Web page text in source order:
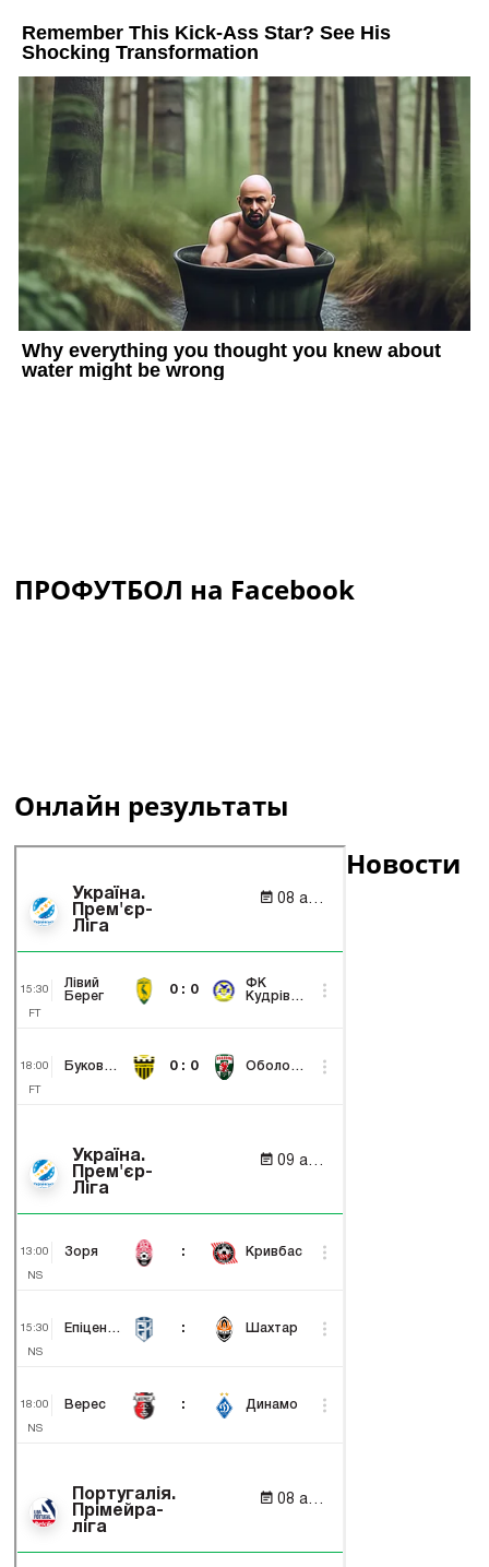
ПРОФУТБОЛ на Facebook
Онлайн результаты
Новости